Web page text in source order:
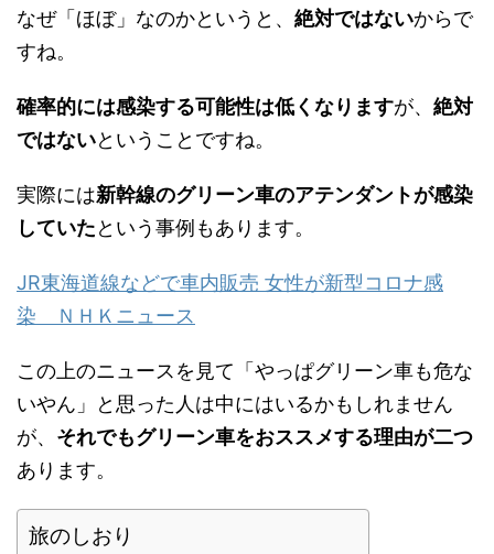
なぜ「ほぼ」なのかというと、 絶対ではないからで
すね。
確率的には感染する可能性は低くなりますが、 絶対
ではないということですね。
実際には新幹線のグリーン車のアテンダントが感染
していたという事例もあります。
JR東海道線などで車内販売 女性が新型コロナ感
染 ＮＨＫニュース
この上のニュースを見て「やっぱグリーン車も危な
いやん」と思った人は中にはいるかもしれません
が、 それでもグリーン車をおススメする理由が二つ
あります。
旅のしおり